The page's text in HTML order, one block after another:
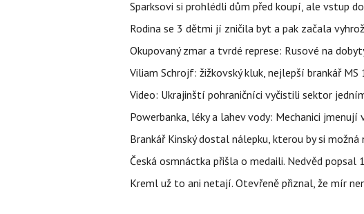
Sparksovi si prohlédli dům před koupí, ale vstup
Rodina se 3 dětmi jí zničila byt a pak začala
Okupovaný zmar a tvrdé represe: Rusové na
Viliam Schrojf: žižkovský kluk, nejlepší brankář
Video: Ukrajinští pohraničníci vyčistili sektor
Powerbanka, léky a lahev vody: Mechanici
Brankář Kinský dostal nálepku, kterou by si
Česká osmnáctka přišla o medaili. Nedvěd
Kreml už to ani netají. Otevřeně přiznal, že mír